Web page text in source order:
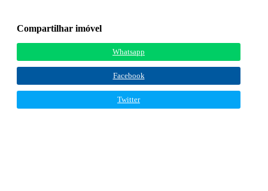
Compartilhar imóvel
Whatsapp
Facebook
Twitter